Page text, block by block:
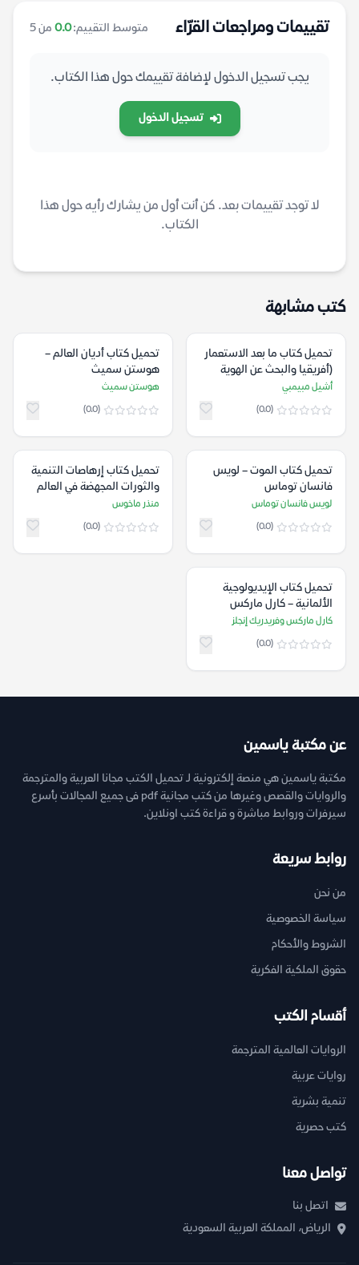
تقييمات ومراجعات القرّاء متوسط التقييم:0.0 من 5
يجب تسجيل الدخول لإضافة تقييمك حول هذا الكتاب.
تسجيل الدخول
لا توجد تقييمات بعد. كن أنت أول من يشارك رأيه حول هذا
الكتاب.
كتب مشابهة
تحميل كتاب ما بعد الاستعمار
(أفريقيا والبحث عن الهوية
المسلوبة) – أشيل مبيمبي
أشيل مبيمبي
(0.0)
تحميل كتاب أديان العالم –
هوستن سميث
هوستن سميث
(0.0)
تحميل كتاب الموت – لويس
فانسان توماس
لويس فانسان توماس
(0.0)
تحميل كتاب إرهاصات التنمية
والثورات المجهضة في العالم
العربي – منذر ماخوس
منذر ماخوس
(0.0)
تحميل كتاب الإيديولوجية
الألمانية – كارل ماركس
وفريدريك إنجلز
كارل ماركس وفريدريك إنجلز
(0.0)
عن مكتبة ياسمين
مكتبة ياسمين هي منصة إلكترونية لـ تحميل الكتب مجانا العربية والمترجمة
والروايات والقصص وغيرها من كتب مجانية pdf فى جميع المجالات بأسرع
سيرفرات وروابط مباشرة و قراءة كتب اونلاين.
روابط سريعة
من نحن
سياسة الخصوصية
الشروط والأحكام
حقوق الملكية الفكرية
أقسام الكتب
الروايات العالمية المترجمة
روايات عربية
تنمية بشرية
كتب حصرية
تواصل معنا
اتصل بنا
الرياض، المملكة العربية السعودية